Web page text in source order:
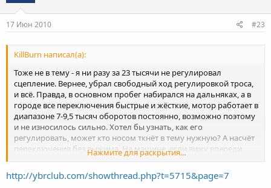
17 Июн 2010 #23
KillBurn написал(а):
Тоже не в тему - я ни разу за 23 тысячи не регулировал
сцепление. Вернее, убрал свободный ход регулировкой троса,
и всё. Правда, в основном пробег набирался на дальняках, а в
городе все переключения быстрые и жёсткие, мотор работает в
диапазоне 7-9,5 тысяч оборотов постоянно, возможно поэтому
и не износилось сильно. Хотел бы узнать, как его
регулировать, может кто носом ткнёт в тему нужную? А насчёт
переключения без выжима. На машине, если вижу впереди
светофор или пробку, бросаю газ и включаю нейтраль - рычаг
выходит без хрустов очень легко. Один мудрый человек давно
мне рассказывал, что можно проводить все переключения без
Нажмите для раскрытия...
http://ybrclub.com/showthread.php?t=5715&page=7